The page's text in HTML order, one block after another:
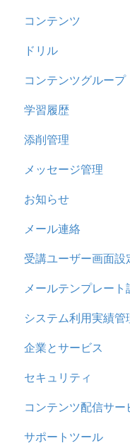
管理ユーザー・受
履歴
コンテンツ
CSV
ドキュメント
ビデオ
ドリル
メール
メッセージ
お知らせ
多言語変換
助成金
2025年3月アップ
2024年12月アッ
2024年8月アップ
2024年5月アップ
2023年12月アッ
2023年11月アッ
2023年8月アップ
2023年4月アップ
【旧レイアウト
【旧レイアウト
基本操作
新レイアウト
旧レイアウト
コース詳細設定の
ストレスチェック
CSVについて
コンテンツ
ビデオ
ドキュメント
多言語表示
リンク
ドリル
概要
問題について
ドリルについて
【問題・ドリル】
ドリルスキンにつ
問題属性
コンテンツグループ
学習履歴
添削管理
概要
基本操作
採点権限のみを持
採点・承認権限を
メッセージ管理
基本操作
リンクメッセージ
お知らせ
メール連絡
受講ユーザー画面設
メールテンプレート
システム利用実績管
企業とサービス
用語の定義
企業について
統合ユーザーにつ
セキュリティ
シングルサインオ
証明書認証
コンテンツ配信サー
サポートツール